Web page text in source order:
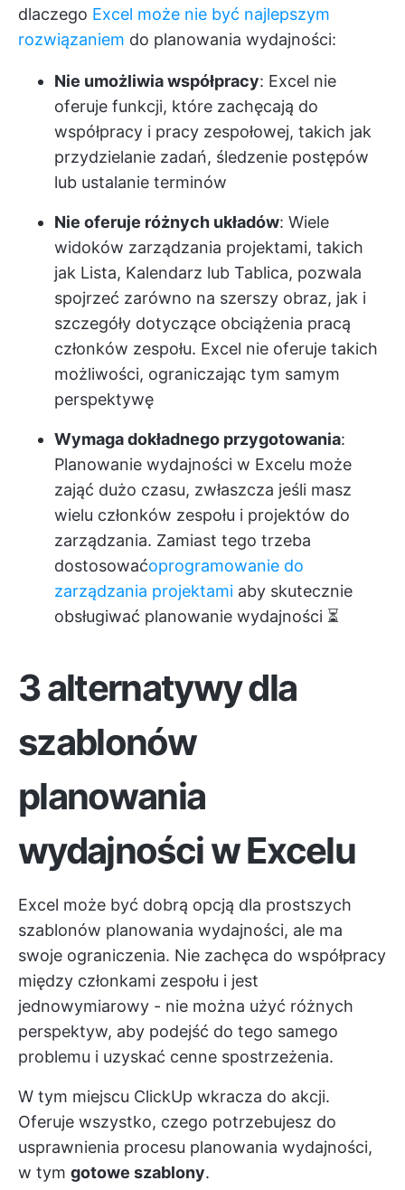
dlaczego Excel może nie być najlepszym
rozwiązaniem do planowania wydajności:
Nie umożliwia współpracy: Excel nie
oferuje funkcji, które zachęcają do
współpracy i pracy zespołowej, takich jak
przydzielanie zadań, śledzenie postępów
lub ustalanie terminów
Nie oferuje różnych układów: Wiele
widoków zarządzania projektami, takich
jak Lista, Kalendarz lub Tablica, pozwala
spojrzeć zarówno na szerszy obraz, jak i
szczegóły dotyczące obciążenia pracą
członków zespołu. Excel nie oferuje takich
możliwości, ograniczając tym samym
perspektywę
Wymaga dokładnego przygotowania:
Planowanie wydajności w Excelu może
zająć dużo czasu, zwłaszcza jeśli masz
wielu członków zespołu i projektów do
zarządzania. Zamiast tego trzeba
dostosowaćoprogramowanie do
zarządzania projektami aby skutecznie
obsługiwać planowanie wydajności ⏳
3 alternatywy dla
szablonów
planowania
wydajności w Excelu
Excel może być dobrą opcją dla prostszych
szablonów planowania wydajności, ale ma
swoje ograniczenia. Nie zachęca do współpracy
między członkami zespołu i jest
jednowymiarowy - nie można użyć różnych
perspektyw, aby podejść do tego samego
problemu i uzyskać cenne spostrzeżenia.
W tym miejscu ClickUp wkracza do akcji.
Oferuje wszystko, czego potrzebujesz do
usprawnienia procesu planowania wydajności,
w tym gotowe szablony.